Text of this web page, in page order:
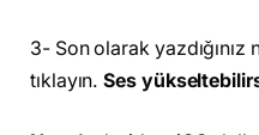
3- Son olarak yazdığınız
tıklayın.Ses